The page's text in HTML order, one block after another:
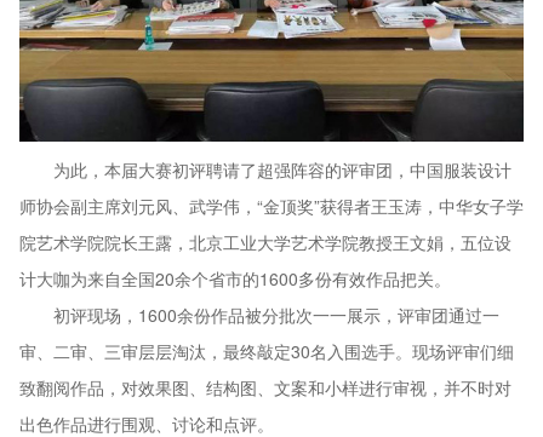
为此，本届大赛初评聘请了超强阵容的评审团，中国服装设计
师协会副主席刘元风、武学伟，“金顶奖”获得者王玉涛，中华女子学
院艺术学院院长王露，北京工业大学艺术学院教授王文娟，五位设
计大咖为来自全国20余个省市的1600多份有效作品把关。
初评现场，1600余份作品被分批次一一展示，评审团通过一
审、二审、三审层层淘汰，最终敲定30名入围选手。现场评审们细
致翻阅作品，对效果图、结构图、文案和小样进行审视，并不时对
出色作品进行围观、讨论和点评。